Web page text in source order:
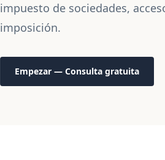
impuesto de sociedades,
imposición.
Empezar — Consulta gratuita